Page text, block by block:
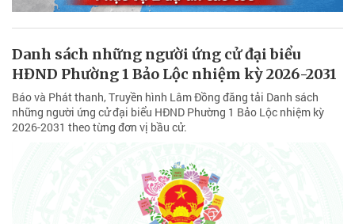
Danh sách những người ứng cử đại biểu
HĐND Phường 1 Bảo Lộc nhiệm kỳ 2026-2031
Báo và Phát thanh, Truyền hình Lâm Đồng đăng tải Danh sách
những người ứng cử đại biểu HĐND Phường 1 Bảo Lộc nhiệm kỳ
2026-2031 theo từng đơn vị bầu cử.